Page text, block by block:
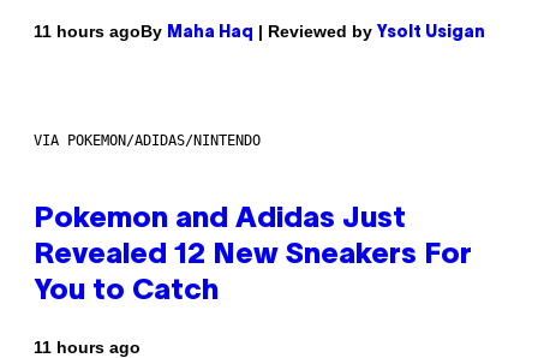
11 hours agoBy Maha Haq | Reviewed by Ysolt Usigan
VIA POKEMON/ADIDAS/NINTENDO
Pokemon and Adidas Just
Revealed 12 New Sneakers For
You to Catch
11 hours ago